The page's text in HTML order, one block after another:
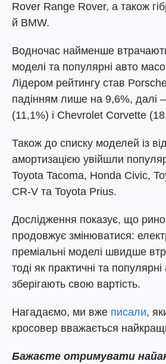
Rover Range Rover, а також
й BMW.
Водночас найменше втрачають
моделі та популярні авто
Лідером рейтингу став
падінням лише на 9,6%, далі
(11,1%) і Chevrolet Corvette
Також до списку моделей із
амортизацією увійшли
Toyota Tacoma, Honda Civic,
CR-V та Toyota Prius.
Дослідження показує, що
продовжує змінюватися:
преміальні моделі швидше
тоді як практичні та
зберігають свою вартість.
Нагадаємо, ми вже писали,
кросовер вважається
Бажаєте отримувати